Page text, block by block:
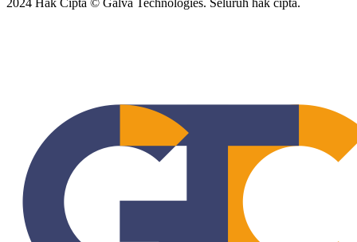
2024 Hak Cipta © Galva Technologies. Seluruh hak cipta.